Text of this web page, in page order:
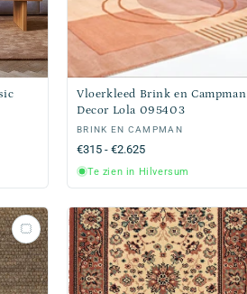
Vloerkleed Brink en Campman
Decor Lola 095403
Verkoper:
BRINK EN CAMPMAN
Normale
prijs
€315 - €2.625
Te zien in Hilversum